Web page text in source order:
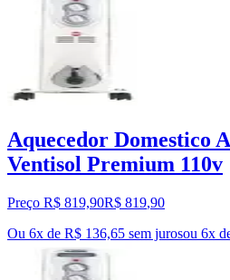
Aquecedor Domestico
Ventisol Premium 110v
Preço R$ 819,90R$ 819,90
Ou 6x de R$ 136,65 sem jurosou 6x